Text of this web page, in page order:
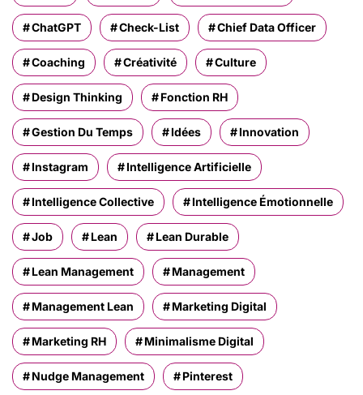
ChatGPT Check-List Chief Data Officer
Coaching Créativité Culture
Design Thinking Fonction RH
Gestion Du Temps Idées Innovation
Instagram Intelligence Artificielle
Intelligence Collective Intelligence Émotionnelle
Job Lean Lean Durable
Lean Management Management
Management Lean Marketing Digital
Marketing RH Minimalisme Digital
Nudge Management Pinterest